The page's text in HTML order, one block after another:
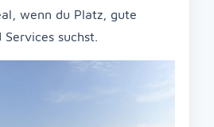
wenn du Platz, gute
suchst.